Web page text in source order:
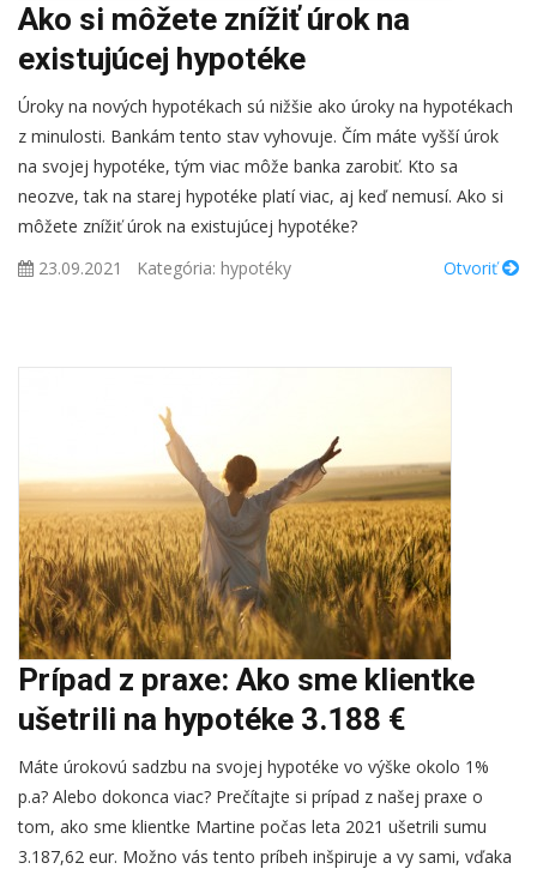
Ako si môžete znížiť úrok na
existujúcej hypotéke
Úroky na nových hypotékach sú nižšie ako úroky na hypotékach
z minulosti. Bankám tento stav vyhovuje. Čím máte vyšší úrok
na svojej hypotéke, tým viac môže banka zarobiť. Kto sa
neozve, tak na starej hypotéke platí viac, aj keď nemusí. Ako si
môžete znížiť úrok na existujúcej hypotéke?
23.09.2021
Kategória: hypotéky Otvoriť
Prípad z praxe: Ako sme klientke
ušetrili na hypotéke 3.188 €
Máte úrokovú sadzbu na svojej hypotéke vo výške okolo 1%
p.a? Alebo dokonca viac? Prečítajte si prípad z našej praxe o
tom, ako sme klientke Martine počas leta 2021 ušetrili sumu
3.187,62 eur. Možno vás tento príbeh inšpiruje a vy sami, vďaka